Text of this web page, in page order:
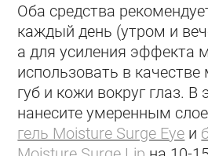
Оба средства
каждый день (утром и
а для усиления эффекта
использовать в
губ и кожи вокруг глаз. В
нанесите умеренным
гель Moisture Surge Eye и